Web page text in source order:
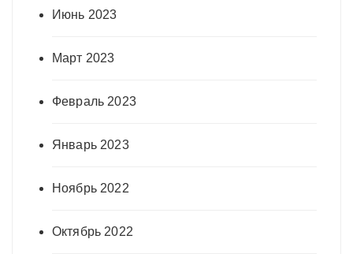
Июнь 2023
Март 2023
Февраль 2023
Январь 2023
Ноябрь 2022
Октябрь 2022